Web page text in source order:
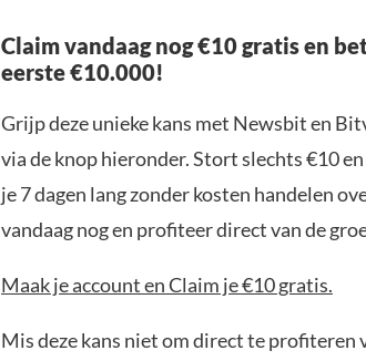
Claim vandaag nog €10 gratis en
eerste €10.000!
Grijp deze unieke kans met Newsbit en
via de knop hieronder. Stort slechts €10
je 7 dagen lang zonder kosten handelen
vandaag nog en profiteer direct van de
Maak je account en Claim je €10 gratis.
Mis deze kans niet om direct te